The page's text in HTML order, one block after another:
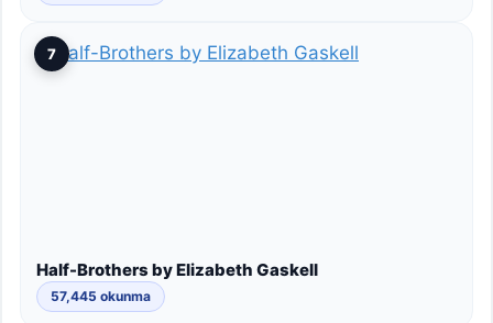
7
Half-Brothers by Elizabeth Gaskell
57,445 okunma